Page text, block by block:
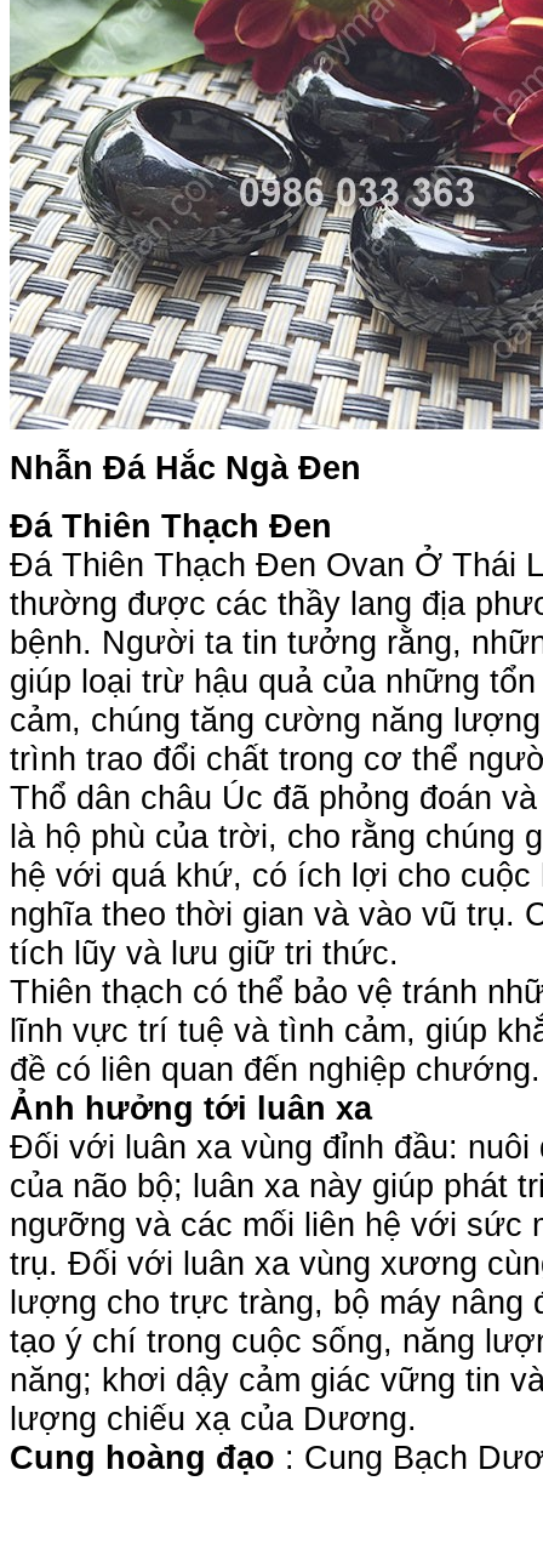
Nhẫn Đá Hắc Ngà Đen
Đá Thiên Thạch Đen
Đá Thiên Thạch Đen Ovan Ở Thái
thường được các thầy lang địa
bệnh. Người ta tin tưởng rằng,
giúp loại trừ hậu quả của những
cảm, chúng tăng cường năng
trình trao đổi chất trong cơ thể
Thổ dân châu Úc đã phỏng đoán
là hộ phù của trời, cho rằng chúng
hệ với quá khứ, có ích lợi cho cuộc
nghĩa theo thời gian và vào vũ trụ.
tích lũy và lưu giữ tri thức.
Thiên thạch có thể bảo vệ tránh
lĩnh vực trí tuệ và tình cảm, giúp
đề có liên quan đến nghiệp chướng.
Ảnh hưởng tới luân xa
Đối với luân xa vùng đỉnh đầu:
của não bộ; luân xa này giúp phát
ngưỡng và các mối liên hệ với sức
trụ. Đối với luân xa vùng xương
lượng cho trực tràng, bộ máy nâng
tạo ý chí trong cuộc sống, năng
năng; khơi dậy cảm giác vững tin
lượng chiếu xạ của Dương.
Cung hoàng đạo : Cung Bạch